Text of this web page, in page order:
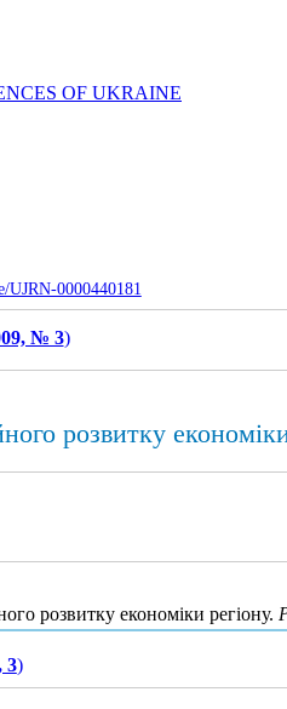
OF UKRAINE
UJRN-0000440181
№ 3)
розвитку
розвитку економіки регіону.
3)